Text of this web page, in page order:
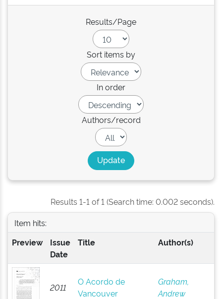
Results/Page
Sort items by
In order
Authors/record
Results 1-1 of 1 (Search time: 0.002 seconds).
Item hits:
Preview
Issue
Date
Title Author(s)
2011
O Acordo de
Vancouver
Graham,
Andrew